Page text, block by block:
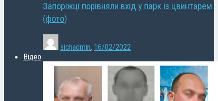
Запоріжці порівняли вхід у парк із цвинтарем
(фото)
sichadmin, 16/02/2022
Відео